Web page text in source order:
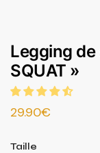
Legging de
SQUAT »
29.90€
Taille